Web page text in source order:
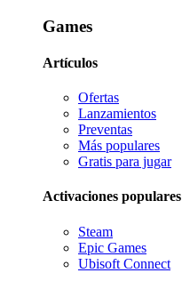
Games
Artículos
Ofertas
Lanzamientos
Preventas
Más populares
Gratis para jugar
Activaciones populares
Steam
Epic Games
Ubisoft Connect